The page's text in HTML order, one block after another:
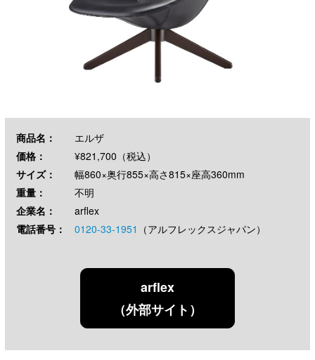
商品名：
エルザ
価格：
¥821,700（税込）
サイズ：
幅860×奥行855×高さ815×座高360mm
重量：
不明
企業名：
arflex
電話番号：
0120-33-1951 （アルフレックスジャパン）
arflex
（外部サイト）